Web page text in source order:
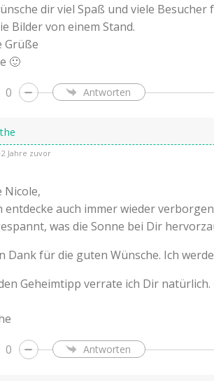
dir viel Spaß und viele
Bilder von einem Stand.
Grüße
🙂
0
Antworten
Jahre zuvor
Nicole,
entdecke auch immer wieder
was die Sonne bei Dir
Dank für die guten Wünsche. Ich
Geheimtipp verrate ich Dir natürlich.
0
Antworten